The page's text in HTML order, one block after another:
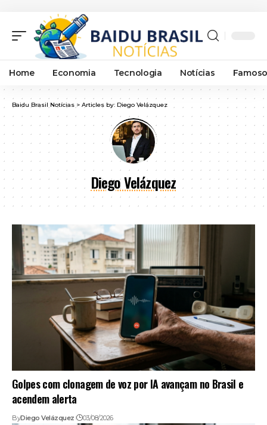
Home Economia Tecnologia Notícias
Baidu Brasil Notícias > Articles by: Diego Velázquez
Diego Velázquez
Golpes com clonagem de voz por IA avançam no Brasil e
acendem alerta
ByDiego Velázquez 03/08/2026